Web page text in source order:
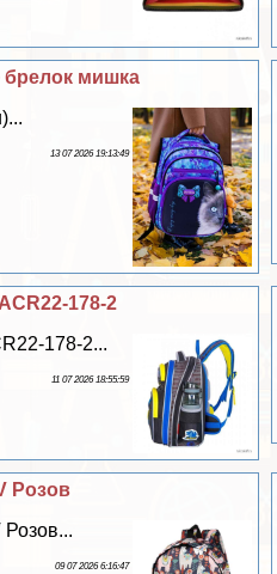
брелок мишка
13 07 2026 19:13:49
178-2
178-2...
11 07 2026 18:55:59
Розов
09 07 2026 6:16:47